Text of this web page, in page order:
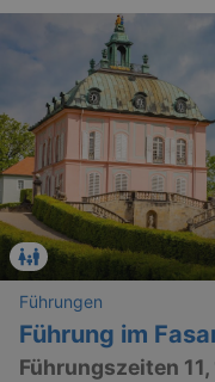
Führungen
Führung im
Führungszeiten 11,